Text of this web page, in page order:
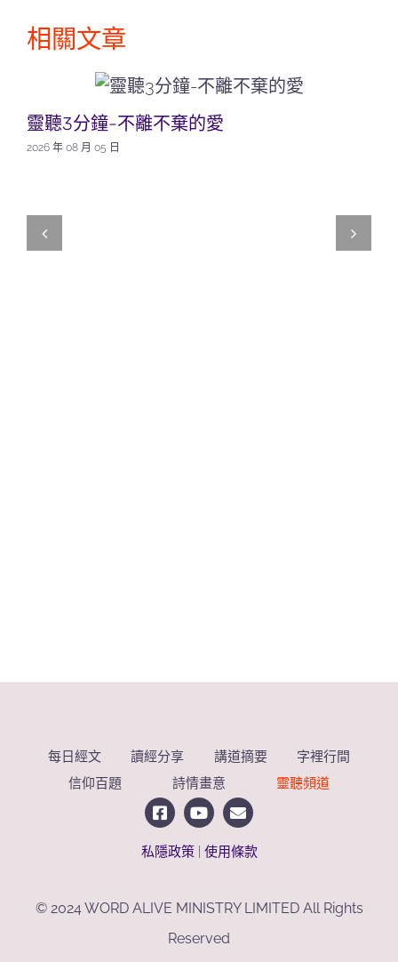
相關文章
靈聽3分鐘-不離不棄的愛
2026 年 08 月 05 日
每日經文 讀經分享 講道摘要
字裡行間
信仰百題
詩情畫意 靈聽頻道
私隱政策| 使用條款
© 2024 WORD ALIVE MINISTRY LIMITED All Rights
Reserved